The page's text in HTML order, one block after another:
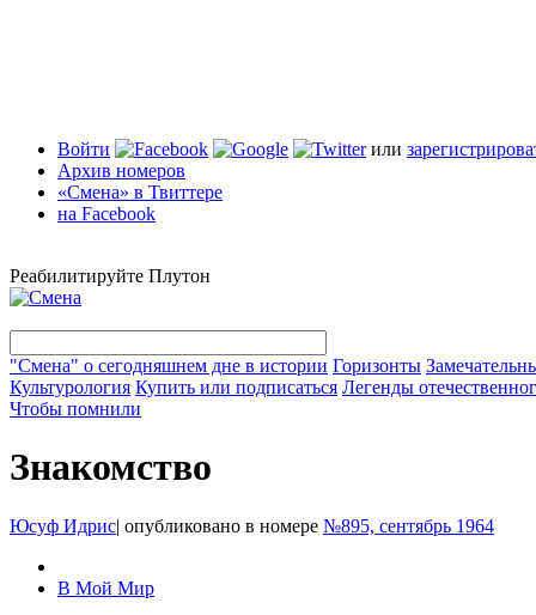
Войти или
Архив номеров
«Смена» в Твиттере
на Facebook
Реабилитируйте Плутон
"Смена" о сегодняшнем дне в истории Горизонты
Культурология Купить или подписаться Легенды
Чтобы помнили
Знакомство
Юсуф Идрис| опубликовано в номере №895, сентябрь 1964
В Мой Мир